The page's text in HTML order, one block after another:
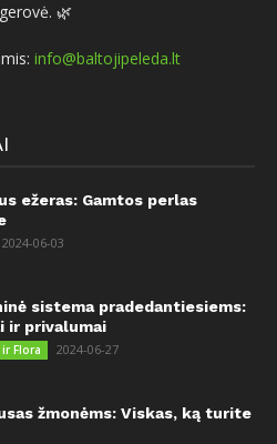
🌿
info@baltojipeleda.lt
ežeras: Gamtos perlas
2024-06-03
sistema pradedantiesiems:
ir privalumai
Flora 2024-06-27
žmonėms: Viskas, ką turite